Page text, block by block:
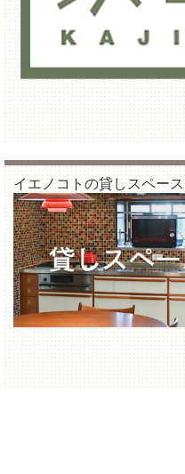
イエノコトの貸しスペース